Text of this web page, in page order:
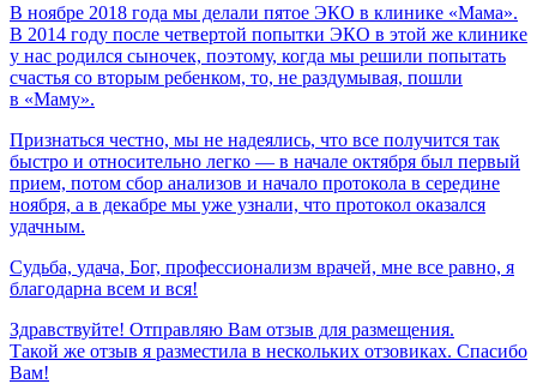
В ноябре 2018 года мы делали пятое ЭКО в клинике «Мама».
В 2014 году после четвертой попытки ЭКО в этой же клинике
у нас родился сыночек, поэтому, когда мы решили попытать
счастья со вторым ребенком, то, не раздумывая, пошли
в «Маму».
Признаться честно, мы не надеялись, что все получится так
быстро и относительно легко — в начале октября был первый
прием, потом сбор анализов и начало протокола в середине
ноября, а в декабре мы уже узнали, что протокол оказался
удачным.
Судьба, удача, Бог, профессионализм врачей, мне все равно, я
благодарна всем и вся!
Здравствуйте! Отправляю Вам отзыв для размещения.
Такой же отзыв я разместила в нескольких отзовиках. Спасибо
Вам!